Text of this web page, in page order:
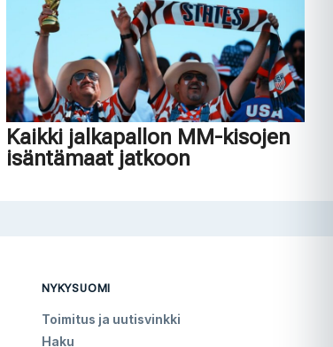
Kaikki jalkapallon MM-kisojen
isäntämaat jatkoon
NYKYSUOMI
Toimitus ja uutisvinkki
Haku